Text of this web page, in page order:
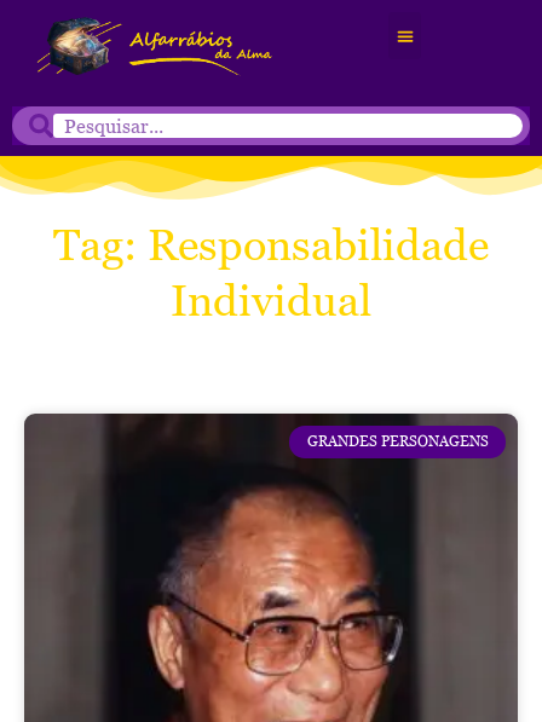
Tag: Responsabilidade
Individual
GRANDES PERSONAGENS